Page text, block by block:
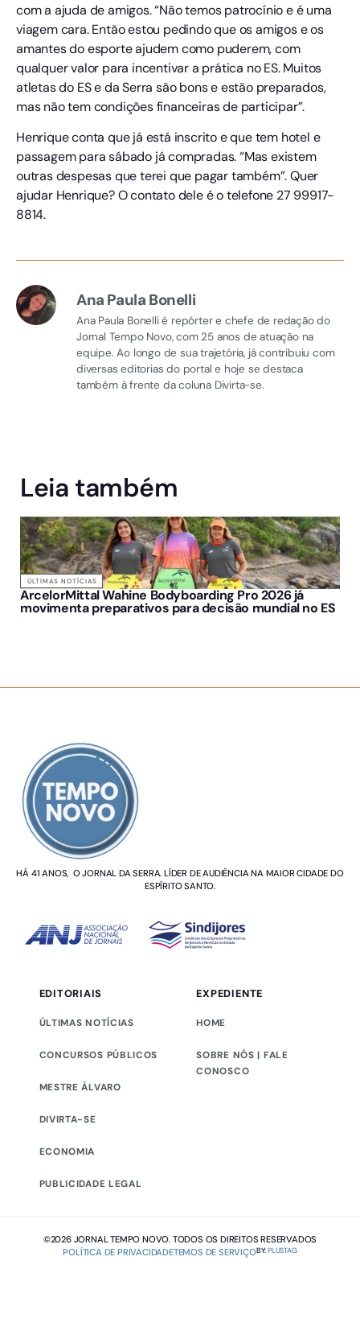
com a ajuda de amigos. “Não temos patrocínio e é uma
viagem cara. Então estou pedindo que os amigos e os
amantes do esporte ajudem como puderem, com
qualquer valor para incentivar a prática no ES. Muitos
atletas do ES e da Serra são bons e estão preparados,
mas não tem condições financeiras de participar”.
Henrique conta que já está inscrito e que tem hotel e
passagem para sábado já compradas. “Mas existem
outras despesas que terei que pagar também”. Quer
ajudar Henrique? O contato dele é o telefone 27 99917-
8814.
Ana Paula Bonelli
Ana Paula Bonelli é repórter e chefe de redação do
Jornal Tempo Novo, com 25 anos de atuação na
equipe. Ao longo de sua trajetória, já contribuiu com
diversas editorias do portal e hoje se destaca
também à frente da coluna Divirta-se.
Leia também
ÚLTIMAS NOTÍCIAS
ArcelorMittal Wahine Bodyboarding Pro 2026 já
movimenta preparativos para decisão mundial no ES
HÁ 41 ANOS, O JORNAL DA SERRA. LÍDER DE AUDIÊNCIA NA MAIOR CIDADE DO
ESPÍRITO SANTO.
EDITORIAIS
ÚLTIMAS NOTÍCIAS
CONCURSOS PÚBLICOS
MESTRE ÁLVARO
DIVIRTA-SE
ECONOMIA
PUBLICIDADE LEGAL
EXPEDIENTE
HOME
SOBRE NÓS | FALE
CONOSCO
©2026 JORNAL TEMPO NOVO. TODOS OS DIREITOS RESERVADOS
POLÍTICA DE PRIVACIDADETEMOS DE SERVIÇOBY:PLUSTAG